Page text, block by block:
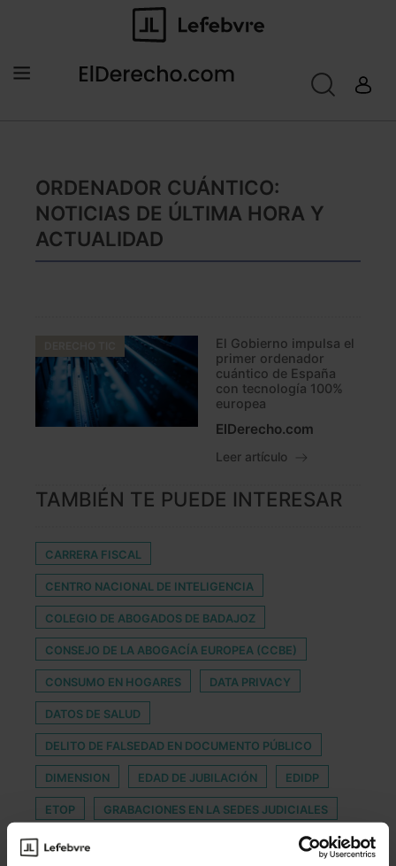
ORDENADOR CUÁNTICO:
NOTICIAS DE ÚLTIMA HORA Y
ACTUALIDAD
El Gobierno impulsa el
primer ordenador
cuántico de España
con tecnología 100%
europea
ElDerecho.com
Leer artículo
TAMBIÉN TE PUEDE INTERESAR
CARRERA FISCAL
CENTRO NACIONAL DE INTELIGENCIA
COLEGIO DE ABOGADOS DE BADAJOZ
CONSEJO DE LA ABOGACÍA EUROPEA (CCBE)
CONSUMO EN HOGARES DATA PRIVACY
DATOS DE SALUD
DELITO DE FALSEDAD EN DOCUMENTO PÚBLICO
DIMENSION EDAD DE JUBILACIÓN EDIDP
ETOP GRABACIONES EN LA SEDES JUDICIALES
HISTORIA SOCIAL